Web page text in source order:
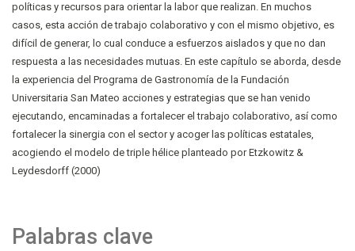
Palabras clave
políticas y recursos para orientar la labor que realizan. En muchos
casos, esta acción de trabajo colaborativo y con el mismo objetivo, es
difícil de generar, lo cual conduce a esfuerzos aislados y que no dan
respuesta a las necesidades mutuas. En este capítulo se aborda, desde
la experiencia del Programa de Gastronomía de la Fundación
Universitaria San Mateo acciones y estrategias que se han venido
ejecutando, encaminadas a fortalecer el trabajo colaborativo, así como
fortalecer la sinergia con el sector y acoger las políticas estatales,
acogiendo el modelo de triple hélice planteado por Etzkowitz &
Leydesdorff (2000)